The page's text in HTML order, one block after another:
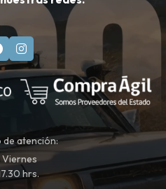
atención:
Viernes
hrs.